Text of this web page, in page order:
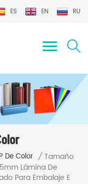
ES EN RU
De Color / Tamaño
Lámina De
Para Embalaje E